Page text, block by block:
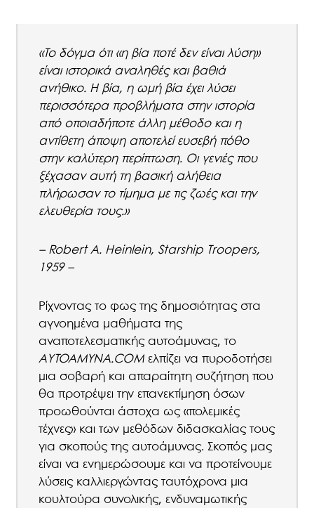
«Το δόγμα ότι «η βία ποτέ δεν είναι λύση»
είναι ιστορικά αναληθές και βαθιά
ανήθικο. Η βία, η ωμή βία έχει λύσει
περισσότερα προβλήματα στην ιστορία
από οποιαδήποτε άλλη μέθοδο και η
αντίθετη άποψη αποτελεί ευσεβή πόθο
στην καλύτερη περίπτωση. Οι γενιές που
ξέχασαν αυτή τη βασική αλήθεια
πλήρωσαν το τίμημα με τις ζωές και την
ελευθερία τους.»
– Robert A. Heinlein, Starship Troopers,
1959 –
Ρίχνοντας το φως της δημοσιότητας στα
αγνοημένα μαθήματα της
αναποτελεσματικής αυτοάμυνας, το
AYTOAMYNA.COM ελπίζει να πυροδοτήσει
μια σοβαρή και απαραίτητη συζήτηση που
θα προτρέψει την επανεκτίμηση όσων
προωθούνται άστοχα ως «πολεμικές
τέχνες» και των μεθόδων διδασκαλίας τους
για σκοπούς της αυτοάμυνας. Σκοπός μας
είναι να ενημερώσουμε και να προτείνουμε
λύσεις καλλιεργώντας ταυτόχρονα μια
κουλτούρα συνολικής, ενδυναμωτικής